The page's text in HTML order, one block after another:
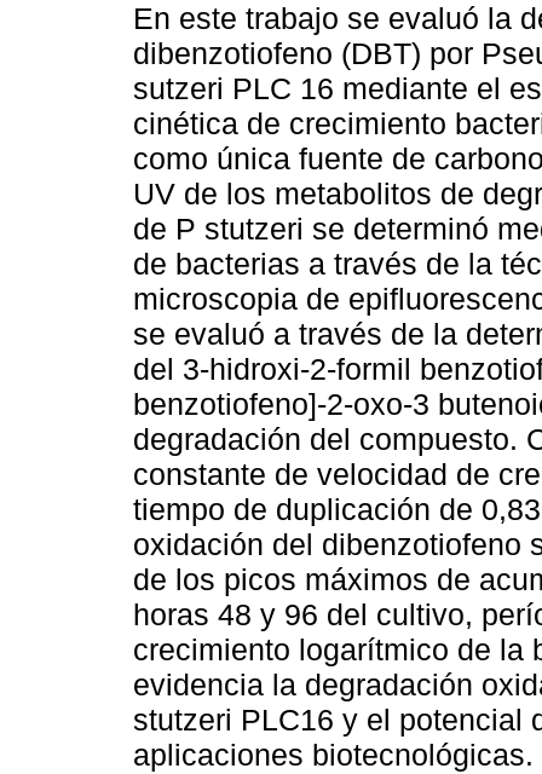
En este trabajo se evaluó la
dibenzotiofeno (DBT) por
sutzeri PLC 16 mediante el
cinética de crecimiento
como única fuente de
UV de los metabolitos de
de P stutzeri se determinó
de bacterias a través de la
microscopia de
se evaluó a través de la
del 3-hidroxi-2-formil
benzotiofeno]-2-oxo-3
degradación del compuesto.
constante de velocidad de
tiempo de duplicación de
oxidación del dibenzotiofeno
de los picos máximos de
horas 48 y 96 del cultivo,
crecimiento logarítmico de la
evidencia la degradación
stutzeri PLC16 y el potencial
aplicaciones biotecnológicas.